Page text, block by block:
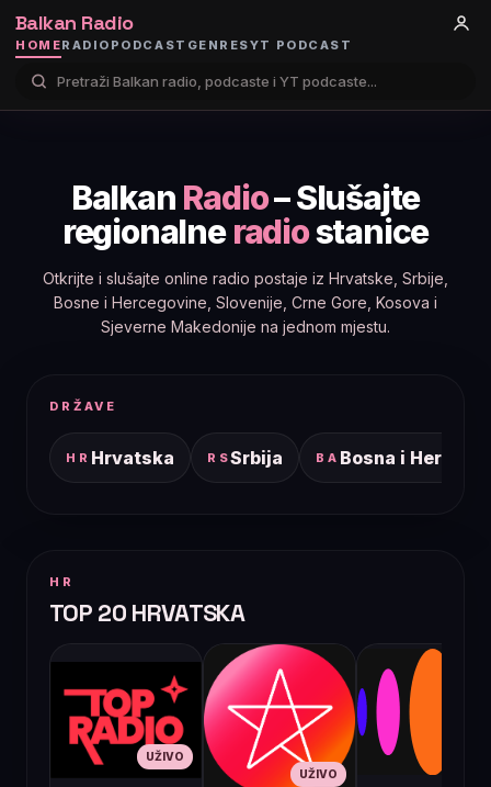
Balkan Radio
HOMERADIO PODCAST GENRESYT PODCAST
Balkan Radio– Slušajte
regionalneradiostanice
Otkrijte i slušajte online radio postaje iz Hrvatske, Srbije,
Bosne i Hercegovine, Slovenije, Crne Gore, Kosova i
Sjeverne Makedonije na jednom mjestu.
DRŽAVE
HR Hrvatska RSSrbija BA Bosna i
HR
TOP 20 HRVATSKA
UŽIVO
UŽIVO